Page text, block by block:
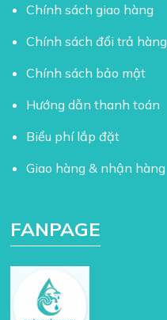
Chính sách giao hàng
Chính sách đổi trả hàng
Chính sách bảo mật
Hướng dẫn thanh toán
Biểu phí lắp đặt
Giao hàng & nhận hàng
FANPAGE